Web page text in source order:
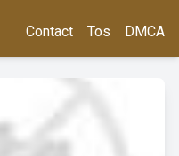
Contact Tos DMCA